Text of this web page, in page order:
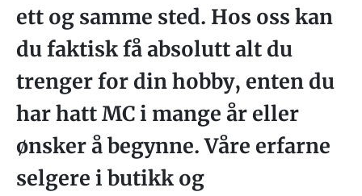
ett og samme sted. Hos oss kan
du faktisk få absolutt alt du
trenger for din hobby, enten du
har hatt MC i mange år eller
ønsker å begynne. Våre erfarne
selgere i butikk og